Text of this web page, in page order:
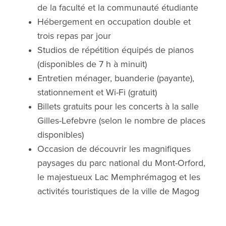
de la faculté et la communauté étudiante
Hébergement en occupation double et
trois repas par jour
Studios de répétition équipés de pianos
(disponibles de 7 h à minuit)
Entretien ménager, buanderie (payante),
stationnement et Wi-Fi (gratuit)
Billets gratuits pour les concerts à la salle
Gilles-Lefebvre (selon le nombre de places
disponibles)
Occasion de découvrir les magnifiques
paysages du parc national du Mont-Orford,
le majestueux Lac Memphrémagog et les
activités touristiques de la ville de Magog